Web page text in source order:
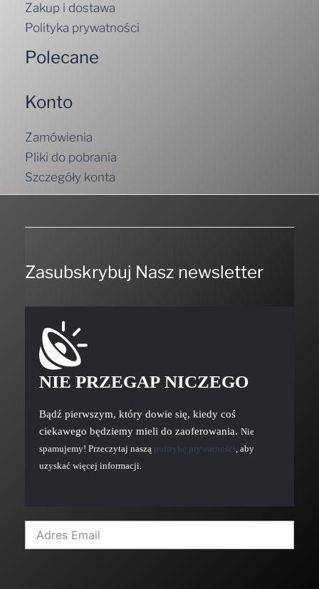
Zakup i dostawa
Polityka prywatności
Polecane
Konto
Zamówienia
Pliki do pobrania
Szczegóły konta
Zasubskrybuj Nasz newsletter
NIE PRZEGAP NICZEGO
Bądź pierwszym, który dowie się, kiedy coś
ciekawego będziemy mieli do zaoferowania. Nie
spamujemy! Przeczytaj naszą politykę prywatności, aby
uzyskać więcej informacji.